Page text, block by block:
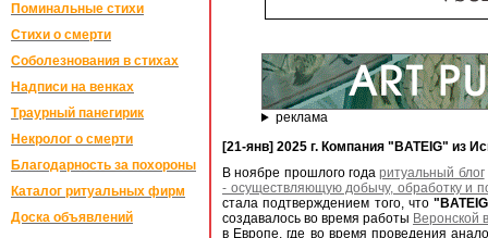
Поминальные стихи
Стихи о смерти
Соболезнования в стихах
Надписи на венках
Траурный панегирик
Некролог о смерти
Благодарность за похороны
Каталог ритуальных фирм
Доска объявлений
реклама
[21-янв] 2025 г. Компания "BATEIG" из
В ноябре прошлого годаритуальный блог
- осуществляющую добычу, обработку и
стала подтверждением того, что
создавалось во время работы Веронской
в Европе, где во время проведения